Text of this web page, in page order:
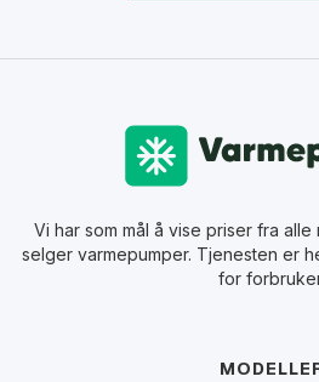
Vi har som mål å vise priser fra
selger varmepumper. Tjenesten er
for